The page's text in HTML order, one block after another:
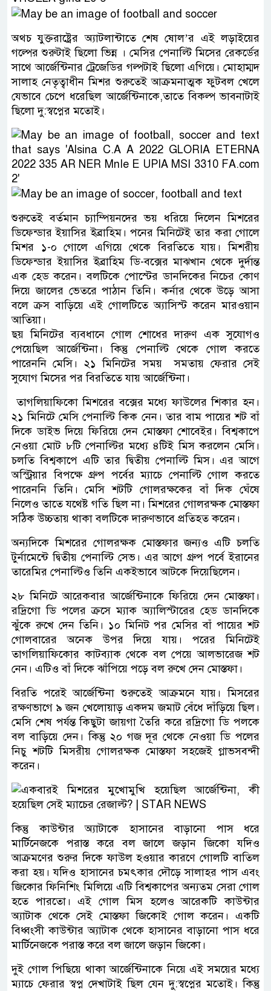
অথচ যুক্তরাষ্ট্রের অ্যাটলান্টাতে শেষ ষোল’র এই লড়াইয়ের
গল্পের ‍শুরুটাই ছিলো ভিন্ন । মেসির পেনাল্টি মিসের রেকর্ডের
সাথে আর্জেন্টিনার ট্রেজেডির গল্পটাই ছিলো এগিয়ে। মোহাম্মদ
সালাহ নেতৃত্বাধীন মিশর শুরুতেই আক্রমনাত্মক ফুটবল খেলে
যেভাবে চেপে ধরেছিল আর্জেন্টিনাকে,তাতে বিকল্প ভাবনাটাই
ছিলো দু:স্বপ্নের মতোই।
শুরুতেই বর্তমান চ্যাম্পিয়নদের ভয় ধরিয়ে দিলেন মিশরের
ডিফেন্ডার ইয়াসির ইব্রাহিম। পনের মিনিটেই তার করা গোলে
মিশর ১-০ গোলে এগিয়ে থেকে বিরতিতে যায়। মিশরীয়
ডিফেন্ডার ইয়াসির ইব্রাহিম ডি-বক্সের মাঝখান থেকে দুর্দান্ত
এক হেড করেন। বলটিকে পোস্টের ডানদিকের নিচের কোণ
দিয়ে জালের ভেতরে পাঠান তিনি। কর্নার থেকে উড়ে আসা
বলে ক্রস বাড়িয়ে এই গোলটিতে অ্যাসিস্ট করেন মারওয়ান
আতিয়া।
ছয় মিনিটের ব্যবধানে গোল শোধের দারুণ এক সুযোগও
পেয়েছিল আর্জেন্টিনা। কিন্তু পেনাল্টি থেকে গোল করতে
পারেননি মেসি। ২১ মিনিটের সময় সমতায় ফেরার সেই
সুযোগ মিসের পর বিরতিতে যায় আর্জেন্টিনা।
তাগলিয়াফিকো মিশরের বক্সের মধ্যে ফাউলের শিকার হন।
২১ মিনিটে মেসি পেনাল্টি কিক নেন। তার বাম পায়ের শট বাঁ
দিকে ডাইভ দিয়ে ফিরিয়ে দেন মোস্তফা শোবেইর। বিশ্বকাপে
নেওয়া মোট ৮টি পেনাল্টির মধ্যে ৪টিই মিস করলেন মেসি।
চলতি বিশ্বকাপে এটি তার দ্বিতীয় পেনাল্টি মিস। এর আগে
অস্ট্রিয়ার বিপক্ষে গ্রুপ পর্বের ম্যাচে পেনাল্টি গোল করতে
পারেননি তিনি। মেসি শটটি গোলরক্ষকের বাঁ দিক ঘেঁষে
নিলেও তাতে যথেষ্ট গতি ছিল না। মিশরের গোলরক্ষক মোস্তফা
সঠিক উচ্চতায় থাকা বলটিকে দারুণভাবে প্রতিহত করেন।
অন্যদিকে মিশরের গোলরক্ষক মোস্তফার জন্যও এটি চলতি
টুর্নামেন্টে দ্বিতীয় পেনাল্টি সেভ। এর আগে গ্রুপ পর্বে ইরানের
তারেমির পেনাল্টিও তিনি একইভাবে আটকে দিয়েছিলেন।
২৮ মিনিটে আরেকবার আর্জেন্টিনাকে ফিরিয়ে দেন মোস্তফা।
রদ্রিগো ডি পলের ক্রসে ম্যাক অ্যালিস্টারের হেড ডানদিকে
ঝুঁকে রুখে দেন তিনি। ১০ মিনিট পর মেসির বাঁ পায়ের শট
গোলবারের অনেক উপর দিয়ে যায়। পরের মিনিটেই
তাগলিয়াফিকোর কাটব্যাক থেকে বল পেয়ে আলভারেজ শট
নেন। এটিও বাঁ দিকে ঝাঁপিয়ে পড়ে বল রুখে দেন মোস্তফা।
বিরতি পরেই আর্জেন্টিনা শুরুতেই আক্রমনে যায়। মিসরের
রক্ষণভাগে ৯ জন খেলোয়াড় একদম জমাট বেঁধে দাঁড়িয়ে ছিল।
মেসি শেষ পর্যন্ত কিছুটা জায়গা তৈরি করে রদ্রিগো ডি পলকে
বল বাড়িয়ে দেন। কিন্তু ২০ গজ দূর থেকে নেওয়া ডি পলের
নিচু শটটি মিসরীয় গোলরক্ষক মোস্তফা সহজেই গ্লাভসবন্দী
করেন।
কিন্তু কাউন্টার অ্যাটাকে হাসানের বাড়ানো পাস ধরে
মার্টিনেজকে পরাস্ত করে বল জালে জড়ান জিকো যদিও
আক্রমণের শুরুর দিকে ফাউল হওয়ার কারণে গোলটি বাতিল
করা হয়। যদিও হাসানের চমৎকার দৌড়ে সালাহর পাস এবং
জিকোর ফিনিশিং মিলিয়ে এটি বিশ্বকাপের অন্যতম সেরা গোল
হতে পারতো। এই গোল মিস হলেও আরেকটি কাউন্টার
অ্যাটাক থেকে সেই মোস্তফা জিকোই গোল করেন। একটি
বিধ্বংসী কাউন্টার অ্যাটাক থেকে হাসানের বাড়ানো পাস ধরে
মার্টিনেজকে পরাস্ত করে বল জালে জড়ান জিকো।
দুই গোল পিছিয়ে থাকা আর্জেন্টিনাকে নিয়ে এই সময়ের মধ্যে
ম্যাচে ফেরার স্বপ্ন দেখাটাই ছিল যেন দু:স্বপ্নের মতোই। কিন্তু